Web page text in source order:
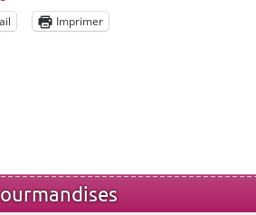
Imprimer